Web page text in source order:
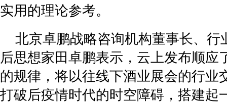
实用的理论参考。
北京卓鹏战略咨询机构董事长、行
后思想家田卓鹏表示，云上发布顺应
的规律，将以往线下酒业展会的行业
打破后疫情时代的时空障碍，搭建起